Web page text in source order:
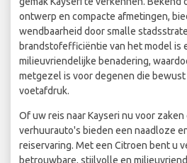
ontwerp en compacte afmetingen,
wendbaarheid door smalle
brandstofefficiëntie van het model is
milieuvriendelijke benadering,
metgezel is voor degenen die
voetafdruk.
Of uw reis naar Kayseri nu voor
verhuurauto's bieden een naadloze
reiservaring. Met een Citroen bent u
betrouwbare, stijlvolle en